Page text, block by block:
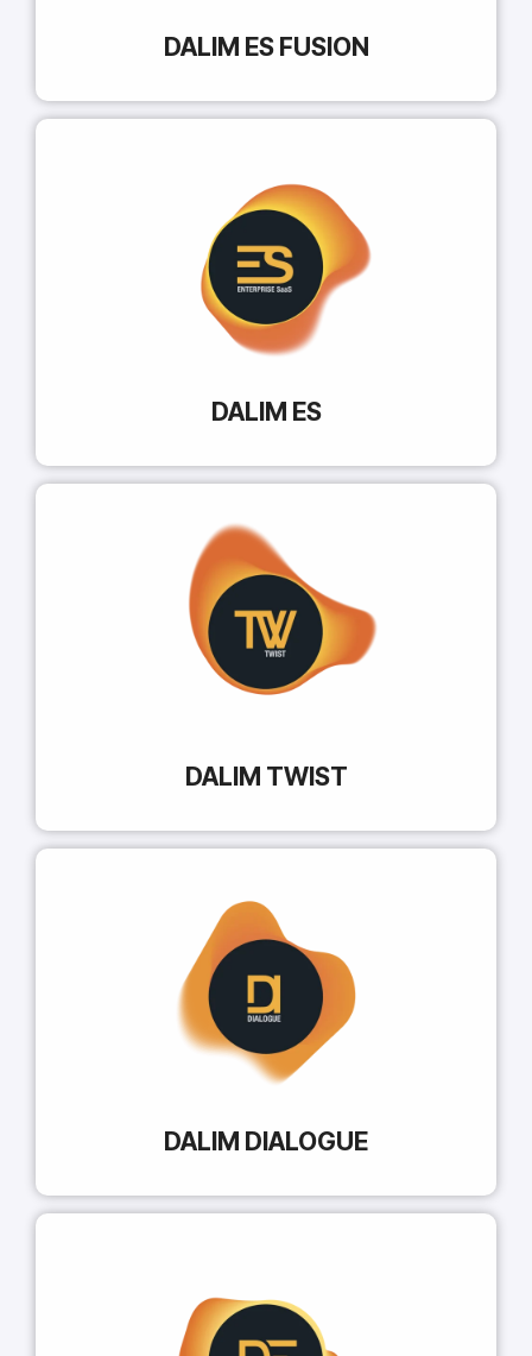
DALIM ES FUSION
DALIM ES
DALIM TWIST
DALIM DIALOGUE